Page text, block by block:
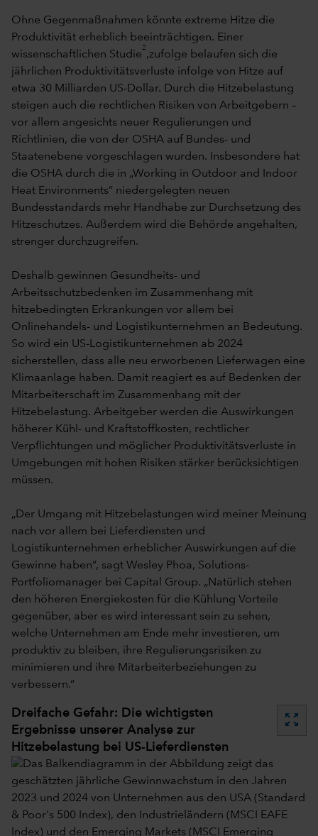
Ohne Gegenmaßnahmen könnte extreme Hitze die
Produktivität erheblich beeinträchtigen. Einer
wissenschaftlichen Studie
2
,zufolge belaufen sich die
jährlichen Produktivitätsverluste infolge von Hitze auf
etwa 30 Milliarden US-Dollar. Durch die Hitzebelastung
steigen auch die rechtlichen Risiken von Arbeitgebern –
vor allem angesichts neuer Regulierungen und
Richtlinien, die von der OSHA auf Bundes- und
Staatenebene vorgeschlagen wurden. Insbesondere hat
die OSHA durch die in „Working in Outdoor and Indoor
Heat Environments“ niedergelegten neuen
Bundesstandards mehr Handhabe zur Durchsetzung des
Hitzeschutzes. Außerdem wird die Behörde angehalten,
strenger durchzugreifen.
Deshalb gewinnen Gesundheits- und
Arbeitsschutzbedenken im Zusammenhang mit
hitzebedingten Erkrankungen vor allem bei
Onlinehandels- und Logistikunternehmen an Bedeutung.
So wird ein US-Logistikunternehmen ab 2024
sicherstellen, dass alle neu erworbenen Lieferwagen eine
Klimaanlage haben. Damit reagiert es auf Bedenken der
Mitarbeiterschaft im Zusammenhang mit der
Hitzebelastung. Arbeitgeber werden die Auswirkungen
höherer Kühl- und Kraftstoffkosten, rechtlicher
Verpflichtungen und möglicher Produktivitätsverluste in
Umgebungen mit hohen Risiken stärker berücksichtigen
müssen.
„Der Umgang mit Hitzebelastungen wird meiner Meinung
nach vor allem bei Lieferdiensten und
Logistikunternehmen erheblicher Auswirkungen auf die
Gewinne haben“, sagt Wesley Phoa, Solutions-
Portfoliomanager bei Capital Group. „Natürlich stehen
den höheren Energiekosten für die Kühlung Vorteile
gegenüber, aber es wird interessant sein zu sehen,
welche Unternehmen am Ende mehr investieren, um
produktiv zu bleiben, ihre Regulierungsrisiken zu
minimieren und ihre Mitarbeiterbeziehungen zu
verbessern.“
Dreifache Gefahr: Die wichtigsten
Ergebnisse unserer Analyse zur
Hitzebelastung bei US-Lieferdiensten
zoom_out_map